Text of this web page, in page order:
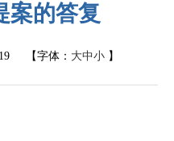
案的答复
【字体： 大中小 】